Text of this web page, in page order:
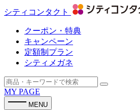
シティコンタクト
クーポン・特典
キャンペーン
定額制プラン
シティメガネ
MY PAGE
MENU